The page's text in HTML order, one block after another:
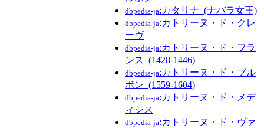
dbpedia-ja:カタリナ_(ナバラ女王)
dbpedia-ja:カトリーヌ・ド・クレ
ーヴ
dbpedia-ja:カトリーヌ・ド・フラ
ンス_(1428-1446)
dbpedia-ja:カトリーヌ・ド・ブル
ボン_(1559-1604)
dbpedia-ja:カトリーヌ・ド・メデ
ィシス
dbpedia-ja:カトリーヌ・ド・ヴァ